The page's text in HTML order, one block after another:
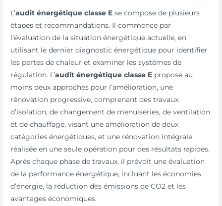
L’audit énergétique classe E se compose de plusieurs
étapes et recommandations. Il commence par
l’évaluation de la situation énergétique actuelle, en
utilisant le dernier diagnostic énergétique pour identifier
les pertes de chaleur et examiner les systèmes de
régulation. L’audit énergétique classe E propose au
moins deux approches pour l’amélioration, une
rénovation progressive, comprenant des travaux
d’isolation, de changement de menuiseries, de ventilation
et de chauffage, visant une amélioration de deux
catégories énergétiques, et une rénovation intégrale
réalisée en une seule opération pour des résultats rapides.
Après chaque phase de travaux, il prévoit une évaluation
de la performance énergétique, incluant les économies
d’énergie, la réduction des émissions de CO2 et les
avantages économiques.